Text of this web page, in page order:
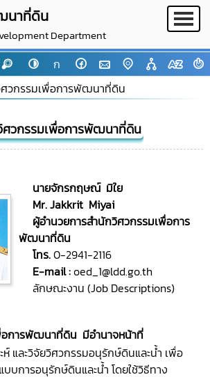
ก
นาที่ดิน
Department
วกรรมเพื่อการพัฒนาที่ดิน
ศวกรรมเพื่อการพัฒนาที่ดิน
นายจักรกฤษณ์ มิใย
Mr. Jakkrit Miyai
ผู้อำนวยการสำนักวิศวกรรมเพื่อการ
พัฒนาที่ดิน
โทร.0-2941-2116
E-mail :oed_1@ldd.go.th
ลักษณะงาน (Job Descriptions)
อการพัฒนาที่ดิน มีอำนาจหน้าที่
ห์ และวิจัยวิศวกรรมอนุรักษ์ดินและน้ำ เพื่อ
บการอนุรักษ์ดินและน้ำ โดยใช้วิธีทาง